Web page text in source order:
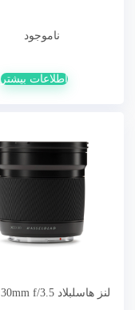
ناموجود
اطلاعات بیشتر
لنز هاسلبلاد XCD 30mm f/3.5